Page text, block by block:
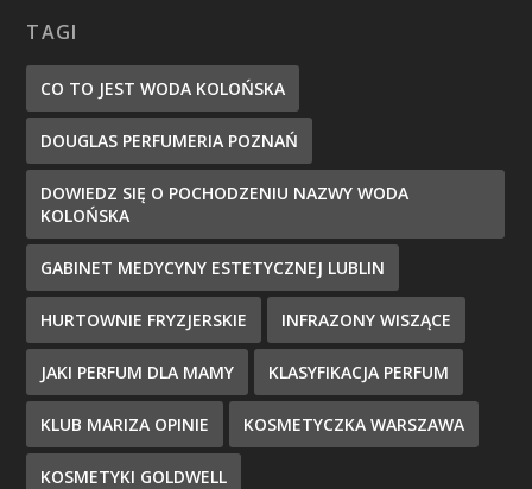
TAGI
CO TO JEST WODA KOLOŃSKA
DOUGLAS PERFUMERIA POZNAŃ
DOWIEDZ SIĘ O POCHODZENIU NAZWY WODA
KOLOŃSKA
GABINET MEDYCYNY ESTETYCZNEJ LUBLIN
HURTOWNIE FRYZJERSKIE INFRAZONY WISZĄCE
JAKI PERFUM DLA MAMY KLASYFIKACJA PERFUM
KLUB MARIZA OPINIE KOSMETYCZKA WARSZAWA
KOSMETYKI GOLDWELL